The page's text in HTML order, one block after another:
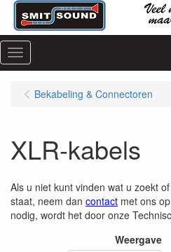
Menu
Bekabeling & Connectoren
XLR-kabels
Als u niet kunt vinden wat u zoekt
staat, neem dan contact met ons
nodig, wordt het door onze
Weergave